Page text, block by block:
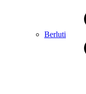
Berluti